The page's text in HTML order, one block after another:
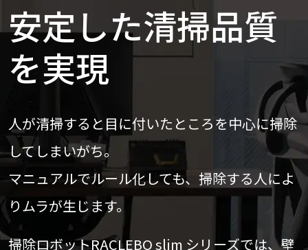
安定した清掃品質
を実現
人が清掃すると目に付いたところを中心に掃除
してしまいがち。
マニュアルでルール化しても、掃除する人によ
りムラが生じます。
掃除ロボットRACLEBO slim シリーズでは、壁